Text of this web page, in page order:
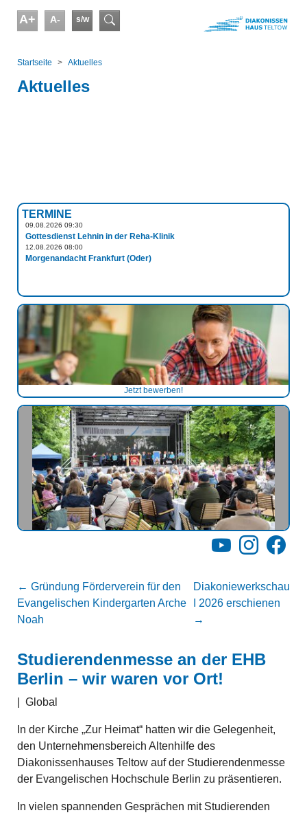
A+ A- s/w Suchformular
Startseite
Aktuelles
Aktuelles
TERMINE
09.08.2026 09:30
Gottesdienst Lehnin in der Reha-Klinik
12.08.2026 08:00
Morgenandacht Frankfurt (Oder)
Jetzt bewerben!
YouTubeInstagram
← Gründung Förderverein für den
Evangelischen Kindergarten Arche
Noah
Diakoniewerkschau
I 2026 erschienen
→
Studierendenmesse an der EHB
Berlin – wir waren vor Ort!
Global
In der Kirche „Zur Heimat“ hatten wir die Gelegenheit,
den Unternehmensbereich Altenhilfe des
Diakonissenhauses Teltow auf der Studierendenmesse
der Evangelischen Hochschule Berlin zu präsentieren.
In vielen spannenden Gesprächen mit Studierenden